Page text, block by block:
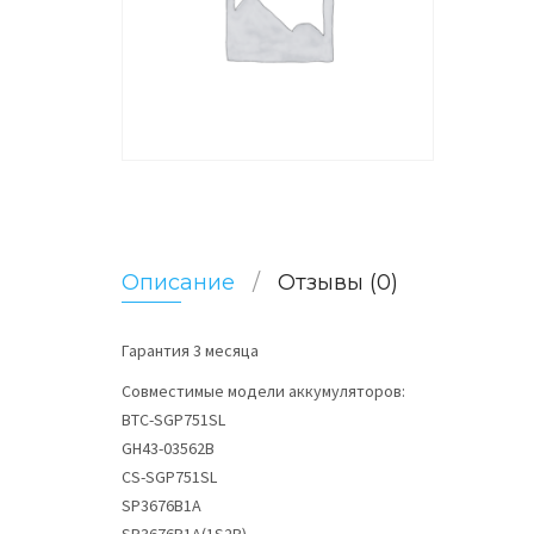
Описание Отзывы (0)
Гарантия 3 месяца
Совместимые модели аккумуляторов:
BTC-SGP751SL
GH43-03562B
CS-SGP751SL
SP3676B1A